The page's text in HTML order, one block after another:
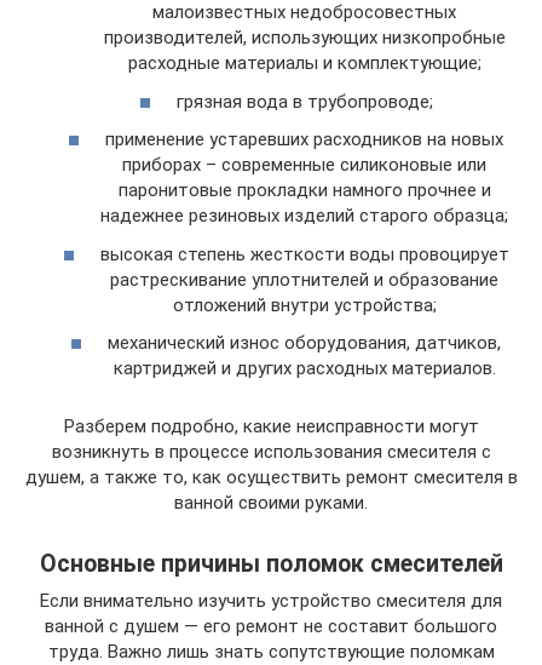
малоизвестных недобросовестных
производителей, использующих низкопробные
расходные материалы и комплектующие;
грязная вода в трубопроводе;
применение устаревших расходников на новых
приборах – современные силиконовые или
паронитовые прокладки намного прочнее и
надежнее резиновых изделий старого образца;
высокая степень жесткости воды провоцирует
растрескивание уплотнителей и образование
отложений внутри устройства;
механический износ оборудования, датчиков,
картриджей и других расходных материалов.
Разберем подробно, какие неисправности могут
возникнуть в процессе использования смесителя с
душем, а также то, как осуществить ремонт смесителя в
ванной своими руками.
Основные причины поломок смесителей
Если внимательно изучить устройство смесителя для
ванной с душем — его ремонт не составит большого
труда. Важно лишь знать сопутствующие поломкам